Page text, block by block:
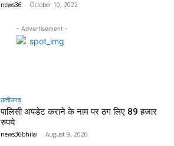
news36 - October 10, 2022
- Advertisement -
छत्तीसगढ़
पालिसी अपडेट कराने के नाम पर ठग लिए 89 हजार
रुपये
news36bhilai - August 9, 2026